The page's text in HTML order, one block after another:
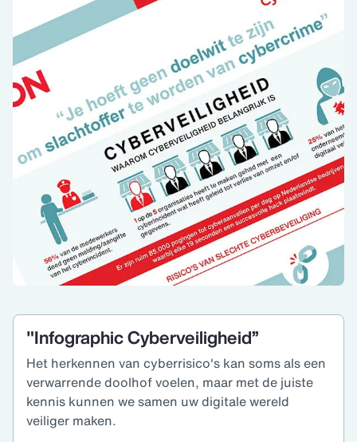
"Infographic Cyberveiligheid”
Het herkennen van cyberrisico's kan soms als een
verwarrende doolhof voelen, maar met de juiste
kennis kunnen we samen uw digitale wereld
veiliger maken.